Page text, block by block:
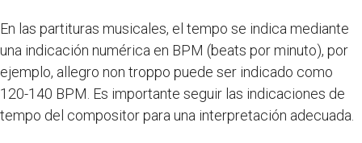
En las partituras musicales, el tempo se indica mediante
una indicación numérica en BPM (beats por minuto), por
ejemplo, allegro non troppo puede ser indicado como
120-140 BPM. Es importante seguir las indicaciones de
tempo del compositor para una interpretación adecuada.